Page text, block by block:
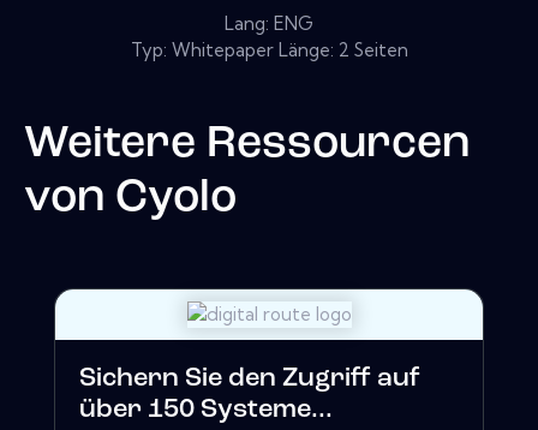
Lang: ENG
Typ: Whitepaper Länge: 2 Seiten
Weitere Ressourcen
von Cyolo
Sichern Sie den Zugriff auf
über 150 Systeme...